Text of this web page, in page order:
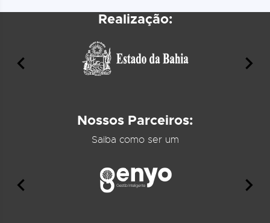
Realização:
Nossos Parceiros:
Saiba como ser um